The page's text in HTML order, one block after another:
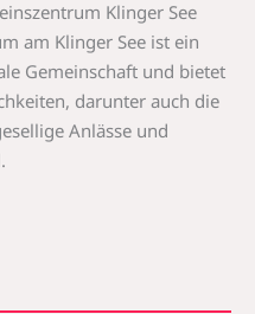
Klinger See
am Klinger See ist ein
Gemeinschaft und bietet
darunter auch die
Anlässe und